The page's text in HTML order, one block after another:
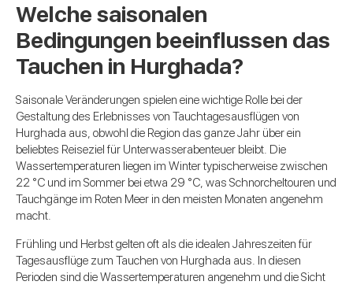
Welche saisonalen
Bedingungen beeinflussen das
Tauchen in Hurghada?
Saisonale Veränderungen spielen eine wichtige Rolle bei der
Gestaltung des Erlebnisses von Tauchtagesausflügen von
Hurghada aus, obwohl die Region das ganze Jahr über ein
beliebtes Reiseziel für Unterwasserabenteuer bleibt. Die
Wassertemperaturen liegen im Winter typischerweise zwischen
22 °C und im Sommer bei etwa 29 °C, was Schnorcheltouren und
Tauchgänge im Roten Meer in den meisten Monaten angenehm
macht.
Frühling und Herbst gelten oft als die idealen Jahreszeiten für
Tagesausflüge zum Tauchen von Hurghada aus. In diesen
Perioden sind die Wassertemperaturen angenehm und die Sicht